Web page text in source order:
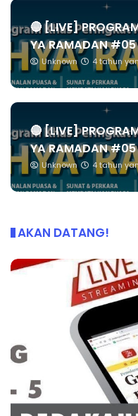
🔴 [LIVE]
YA RAMADAN #05
Unknown 4 tahun
🔴 [LIVE]
YA RAMADAN #05
Unknown 4 tahun
AKAN DATANG!